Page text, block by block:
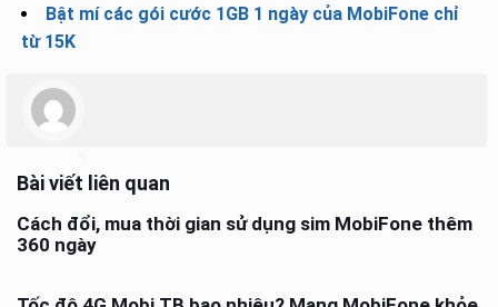
Bật mí các gói cước 1GB 1 ngày của MobiFone chỉ
từ 15K
Bài viết liên quan
Cách đổi, mua thời gian sử dụng sim MobiFone thêm
360 ngày